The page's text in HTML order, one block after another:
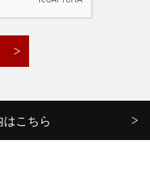
こちら